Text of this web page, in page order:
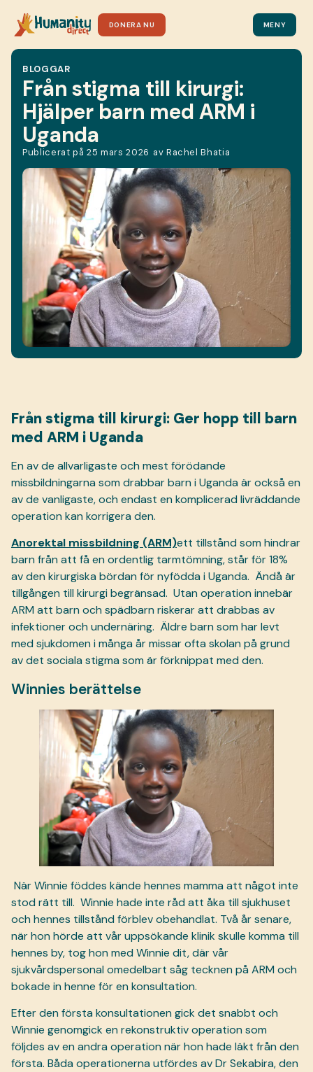
DONERA NU MENY
BLOGGAR
Från stigma till kirurgi:
Hjälper barn med ARM i
Uganda
Publicerat på 25 mars 2026 av Rachel Bhatia
Från stigma till kirurgi: Ger hopp till barn
med ARM i Uganda
En av de allvarligaste och mest förödande
missbildningarna som drabbar barn i Uganda är också en
av de vanligaste, och endast en komplicerad livräddande
operation kan korrigera den.
Anorektal missbildning (ARM)ett tillstånd som hindrar
barn från att få en ordentlig tarmtömning, står för 18%
av den kirurgiska bördan för nyfödda i Uganda. Ändå är
tillgången till kirurgi begränsad. Utan operation innebär
ARM att barn och spädbarn riskerar att drabbas av
infektioner och undernäring. Äldre barn som har levt
med sjukdomen i många år missar ofta skolan på grund
av det sociala stigma som är förknippat med den.
Winnies berättelse
När Winnie föddes kände hennes mamma att något inte
stod rätt till. Winnie hade inte råd att åka till sjukhuset
och hennes tillstånd förblev obehandlat. Två år senare,
när hon hörde att vår uppsökande klinik skulle komma till
hennes by, tog hon med Winnie dit, där vår
sjukvårdspersonal omedelbart såg tecknen på ARM och
bokade in henne för en konsultation.
Efter den första konsultationen gick det snabbt och
Winnie genomgick en rekonstruktiv operation som
följdes av en andra operation när hon hade läkt från den
första. Båda operationerna utfördes av Dr Sekabira, den